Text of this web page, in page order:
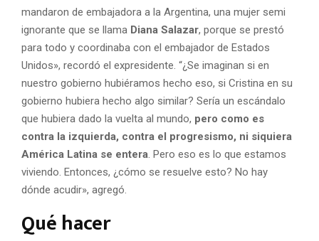
mandaron de embajadora a la Argentina, una mujer semi
ignorante que se llama Diana Salazar, porque se prestó
para todo y coordinaba con el embajador de Estados
Unidos», recordó el expresidente. “¿Se imaginan si en
nuestro gobierno hubiéramos hecho eso, si Cristina en su
gobierno hubiera hecho algo similar? Sería un escándalo
que hubiera dado la vuelta al mundo, pero como es
contra la izquierda, contra el progresismo, ni siquiera
América Latina se entera. Pero eso es lo que estamos
viviendo. Entonces, ¿cómo se resuelve esto? No hay
dónde acudir», agregó.
Qué hacer